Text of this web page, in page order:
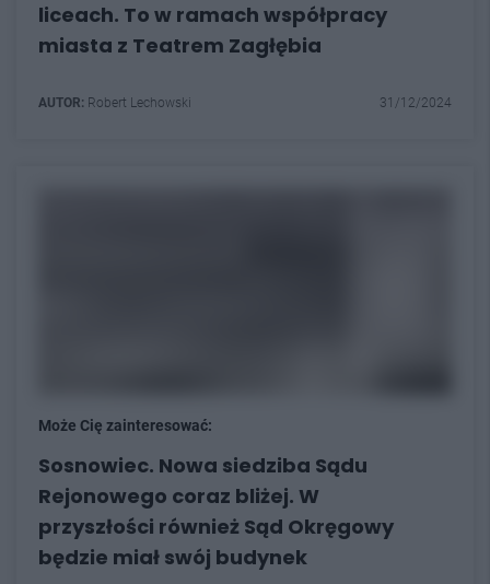
liceach. To w ramach współpracy
miasta z Teatrem Zagłębia
AUTOR: Robert Lechowski 31/12/2024
Może Cię zainteresować:
Sosnowiec. Nowa siedziba Sądu
Rejonowego coraz bliżej. W
przyszłości również Sąd Okręgowy
będzie miał swój budynek